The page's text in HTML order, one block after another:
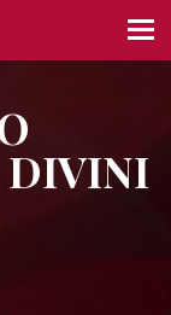
DIVINI